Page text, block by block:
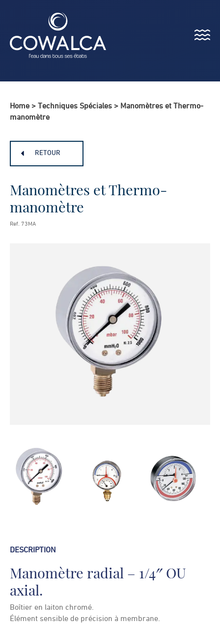
Menu
Home > Techniques Spéciales > Manomètres et Thermo-
manomètre
RETOUR
Manomètres et Thermo-
manomètre
Ref. 73MA
DESCRIPTION
Manomètre radial – 1/4″ OU
axial.
Boîtier en laiton chromé.
Élément sensible de précision à membrane.